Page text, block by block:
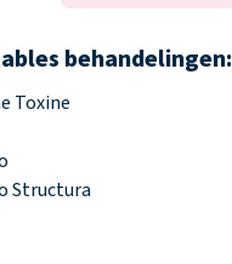
behandelingen:
Toxine
Structura